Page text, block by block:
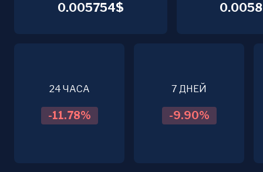
0.005754$
24 ЧАСА
-11.78%
7 ДНЕЙ
-9.90%